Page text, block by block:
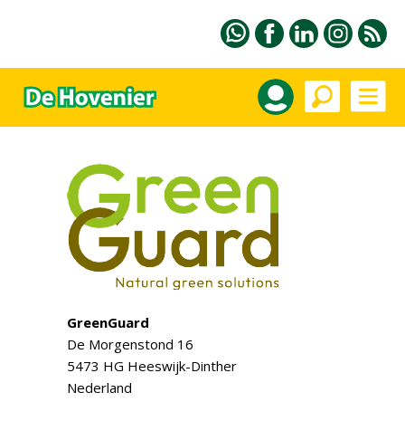
GreenGuard
De Morgenstond 16
5473 HG Heeswijk-Dinther
Nederland